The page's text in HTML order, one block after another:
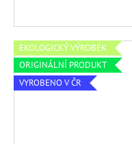
EKOLOGICKÝ VÝROBEK
ORIGINÁLNÍ PRODUKT
VYROBENO V ČR